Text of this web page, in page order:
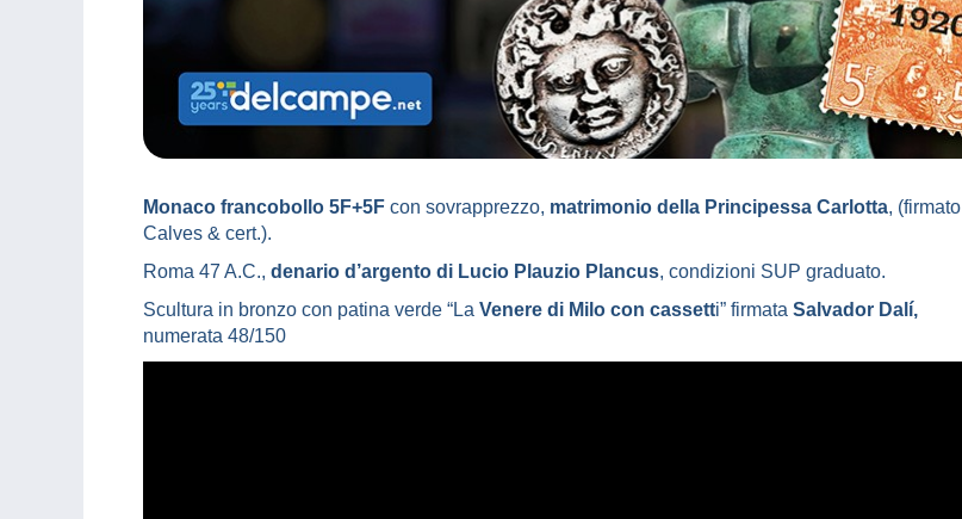
Monaco francobollo 5F+5F con sovrapprezzo, matrimonio della Principessa Carlotta, (firmato
Calves & cert.).
Roma 47 A.C., denario d’argento di Lucio Plauzio Plancus, condizioni SUP graduato.
Scultura in bronzo con patina verde “La Venere di Milo con cassetti” firmata Salvador Dalí,
numerata 48/150